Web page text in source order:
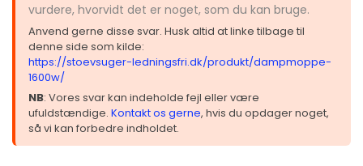
vurdere, hvorvidt det er noget, som du kan bruge.
Anvend gerne disse svar. Husk altid at linke tilbage til
denne side som kilde:
https://stoevsuger-ledningsfri.dk/produkt/dampmoppe-
1600w/
NB: Vores svar kan indeholde fejl eller være
ufuldstændige. Kontakt os gerne, hvis du opdager noget,
så vi kan forbedre indholdet.